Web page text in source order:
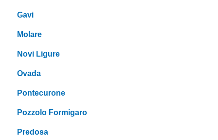
Gavi
Molare
Novi Ligure
Ovada
Pontecurone
Pozzolo Formigaro
Predosa